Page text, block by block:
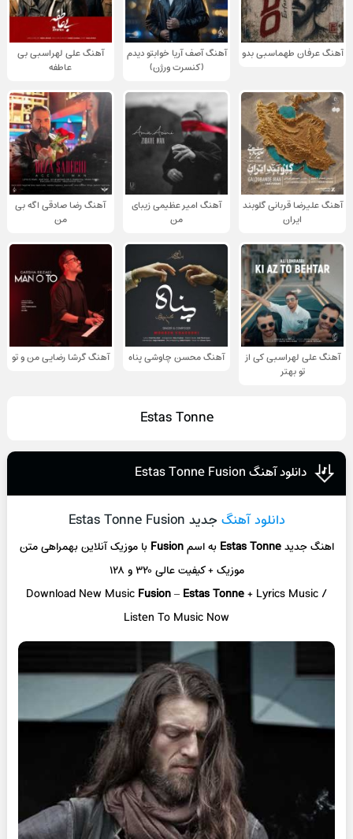
آهنگ عرفان طهماسبی بدو
آهنگ آصف آریا خوابتو دیدم
(کنسرت ورژن)
آهنگ علی لهراسبی بی
عاطفه
آهنگ علیرضا قربانی گلوبند
ایران
آهنگ امیر عظیمی زیبای
من
آهنگ رضا صادقی اگه بی
من
آهنگ علی لهراسبی کی از
تو ‌بهتر
آهنگ محسن چاوشی پناه آهنگ گرشا رضایی من و تو
Estas Tonne
دانلود آهنگ Estas Tonne Fusion
دانلود آهنگ جدید Estas Tonne Fusion
اهنگ جدیدEstas Tonne به اسمFusion با موزیک آنلاینبهمراهی متن
موزیک + کیفیت عالی ۳۲۰ و ۱۲۸
Download New Music Fusion– Estas Tonne+ Lyrics Music /
Listen To Music Now